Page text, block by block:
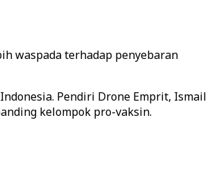
waspada terhadap penyebaran
Pendiri Drone Emprit, Ismail
kelompok pro-vaksin.